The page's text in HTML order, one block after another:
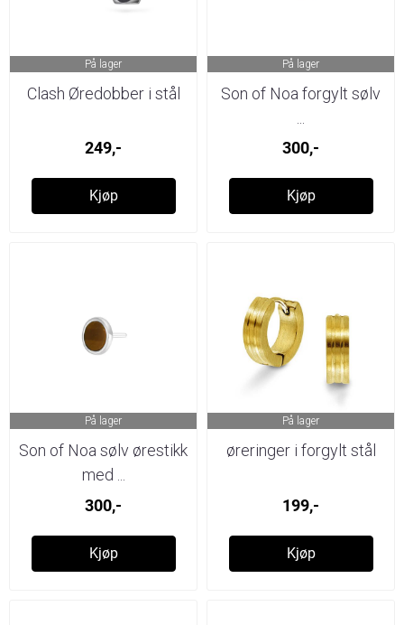
På lager
Clash Øredobber i stål
249,-
Kjøp
På lager
Son of Noa forgylt sølv
300,-
Kjøp
På lager
Son of Noa sølv ørestikk
med ...
300,-
Kjøp
På lager
øreringer i forgylt stål
199,-
Kjøp